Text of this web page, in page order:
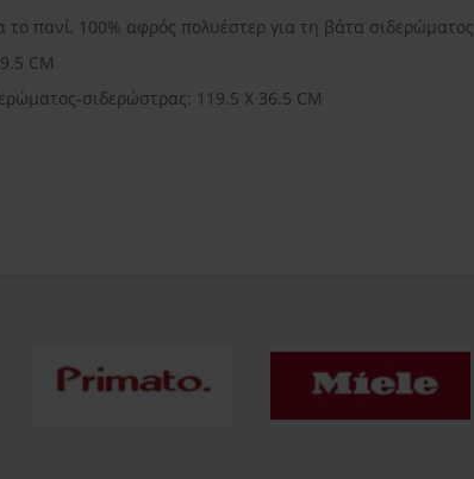
το πανί, 100% αφρός πολυέστερ για τη βάτα σιδερώματος
CΜ
σιδερώστρας: 119.5 X 36.5 CM